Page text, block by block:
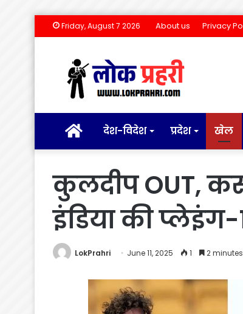
Friday, August 7 2026 About us Privacy
होम देश-विदेश प्रदेश खेल
कुलदीप OUT,
इंडिया की प्लेइंग-
LokPrahri June 11, 2025 1 2